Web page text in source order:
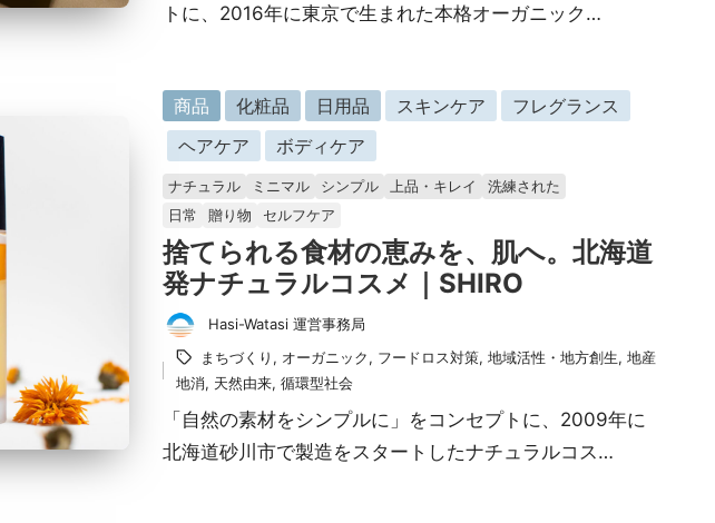
トに、2016年に東京で生まれた本格オーガニック…
に
掲
載
済
み
商品 化粧品 日用品 スキンケア
フレグランス
ヘアケア
ボディケア
ナチュラル ミニマル シンプル 上品・キレイ
洗練された
日常
贈り物 セルフケア
捨てられる食材の恵みを、肌へ。北海道
発ナチュラルコスメ｜SHIRO
投
稿
Hasi-Watasi 運営事務局
タ
グ： まちづくり , オーガニック, フードロス対策, 地域活性・地方創生, 地産
地消, 天然由来, 循環型社会
「自然の素材をシンプルに」をコンセプトに、2009年に
北海道砂川市で製造をスタートしたナチュラルコス…